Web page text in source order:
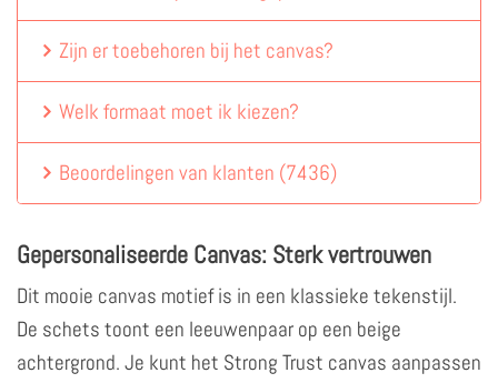
Zijn er toebehoren bij het canvas?
Welk formaat moet ik kiezen?
Beoordelingen van klanten (7436)
Gepersonaliseerde Canvas: Sterk vertrouwen
Dit mooie canvas motief is in een klassieke tekenstijl.
De schets toont een leeuwenpaar op een beige
achtergrond. Je kunt het Strong Trust canvas aanpassen